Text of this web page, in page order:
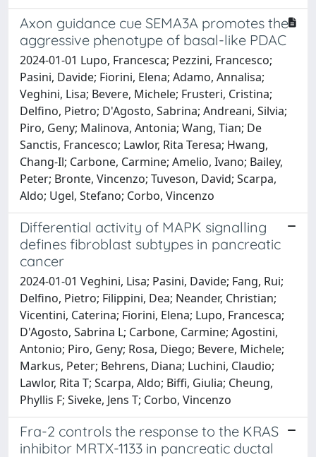
Axon guidance cue SEMA3A promotes the
aggressive phenotype of basal-like PDAC
2024-01-01 Lupo, Francesca; Pezzini, Francesco;
Pasini, Davide; Fiorini, Elena; Adamo, Annalisa;
Veghini, Lisa; Bevere, Michele; Frusteri, Cristina;
Delfino, Pietro; D'Agosto, Sabrina; Andreani, Silvia;
Piro, Geny; Malinova, Antonia; Wang, Tian; De
Sanctis, Francesco; Lawlor, Rita Teresa; Hwang,
Chang-Il; Carbone, Carmine; Amelio, Ivano; Bailey,
Peter; Bronte, Vincenzo; Tuveson, David; Scarpa,
Aldo; Ugel, Stefano; Corbo, Vincenzo
Differential activity of MAPK signalling
defines fibroblast subtypes in pancreatic
cancer
2024-01-01 Veghini, Lisa; Pasini, Davide; Fang, Rui;
Delfino, Pietro; Filippini, Dea; Neander, Christian;
Vicentini, Caterina; Fiorini, Elena; Lupo, Francesca;
D'Agosto, Sabrina L; Carbone, Carmine; Agostini,
Antonio; Piro, Geny; Rosa, Diego; Bevere, Michele;
Markus, Peter; Behrens, Diana; Luchini, Claudio;
Lawlor, Rita T; Scarpa, Aldo; Biffi, Giulia; Cheung,
Phyllis F; Siveke, Jens T; Corbo, Vincenzo
Fra-2 controls the response to the KRAS
inhibitor MRTX-1133 in pancreatic ductal